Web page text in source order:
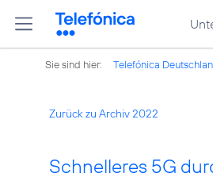
Sie sind hier: Telefónica
Zurück zu Archiv 2022
Schnelleres 5G